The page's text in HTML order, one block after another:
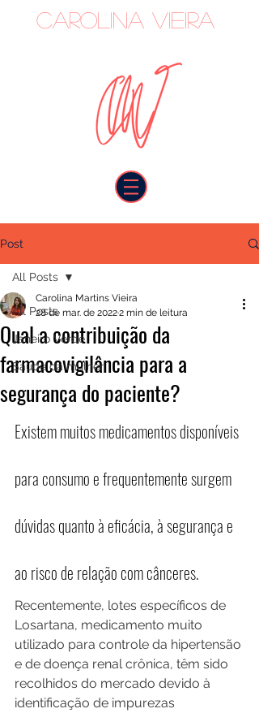
Carolina Vieira
Post
All Posts
Janeiro Verde
Saúde da mulher
All Posts
Qual a contribuição da
farmacovigilância para a
segurança do paciente?
Carolina Martins Vieira
28 de mar. de 20222 min de leitura
Existem muitos medicamentos disponíveis
para consumo e frequentemente surgem
dúvidas quanto à eficácia, à segurança e
ao risco de relação com cânceres.
Recentemente, lotes específicos de
Losartana, medicamento muito
utilizado para controle da hipertensão
e de doença renal crônica, têm sido
recolhidos do mercado devido à
identificação de impurezas